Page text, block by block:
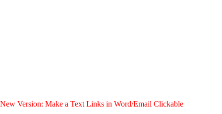
New Version: Make a Text Links in Word/Email Clickable